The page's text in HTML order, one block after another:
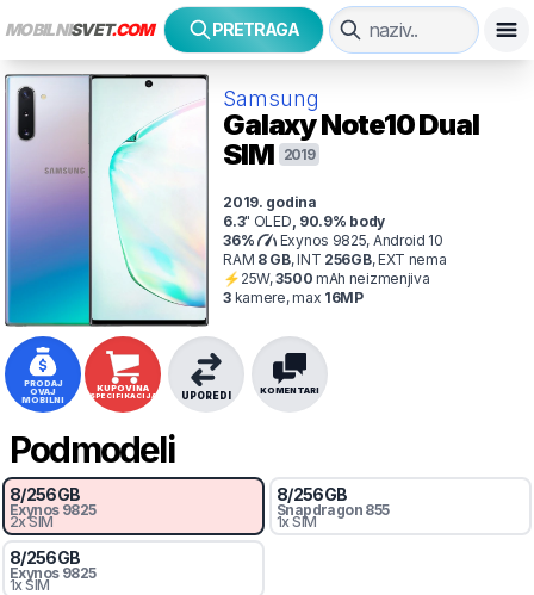
MOBILNISVET.COM PRETRAGA
Samsung
Galaxy Note10Dual
SIM
2019
2019. godina
6.3" OLED, 90.9% body
36%
Exynos 9825, Android 10
RAM 8GB,INT 256GB,EXT nema
⚡ 25W,3500 mAh neizmenjiva
3 kamere, max 16MP
PRODAJ
OVAJ
MOBILNI
KUPOVINA
SPECIFIKACIJA KOMENTARI
UPOREDI
Podmodeli
8/256GB
Exynos 9825
2x SIM
8/256GB
Snapdragon 855
1x SIM
8/256GB
Exynos 9825
1x SIM